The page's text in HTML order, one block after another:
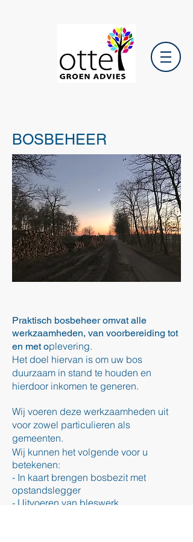
BOSBEHEER
Praktisch bosbeheer omvat alle
werkzaamheden, van voorbereiding tot
en met oplevering.
Het doel hiervan is om uw bos
duurzaam in stand te houden en
hierdoor inkomen te generen.
Wij voeren deze werkzaamheden uit
voor zowel particulieren als
gemeenten.
Wij kunnen het volgende voor u
betekenen:
- In kaart brengen bosbezit met
opstandslegger
- Uitvoeren van bleswerk